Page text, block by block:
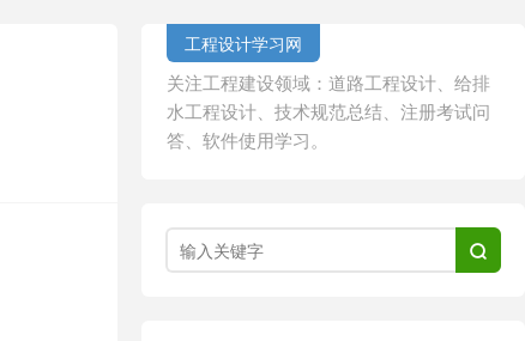
工程设计学习网
关注工程建设领域：道路工程设计、给排
水工程设计、技术规范总结、注册考试问
答、软件使用学习。
